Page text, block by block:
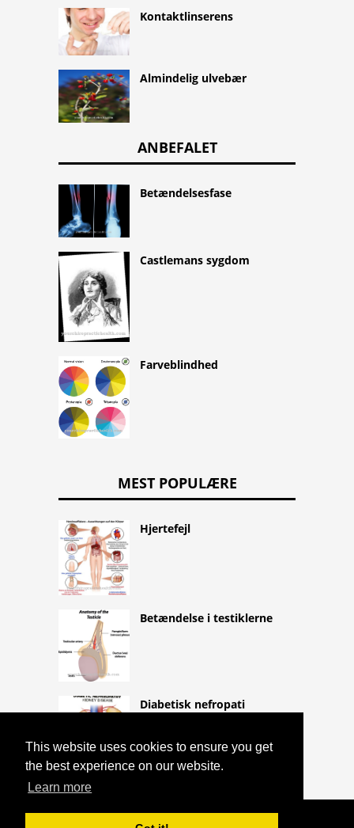
This website uses cookies to ensure you get
the best experience on our website.
Learn more
Kontaktlinserens
Almindelig ulvebær
ANBEFALET
Betændelsesfase
Castlemans sygdom
Farveblindhed
MEST POPULÆRE
Hjertefejl
Betændelse i testiklerne
Diabetisk nefropati